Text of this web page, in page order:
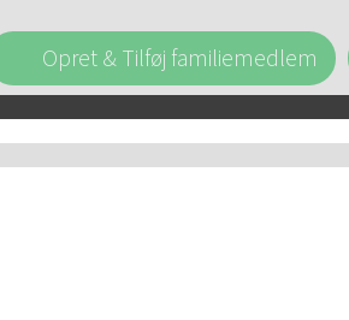
Opret & Tilføj familiemedlem